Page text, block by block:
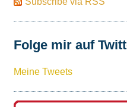
Folge mir auf
Meine Tweets